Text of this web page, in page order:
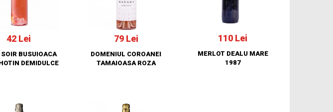
42 Lei
BUSUIOACA
DEMIDULCE
79 Lei
DOMENIUL COROANEI
TAMAIOASA ROZA
110 Lei
MERLOT DEALU MARE
1987